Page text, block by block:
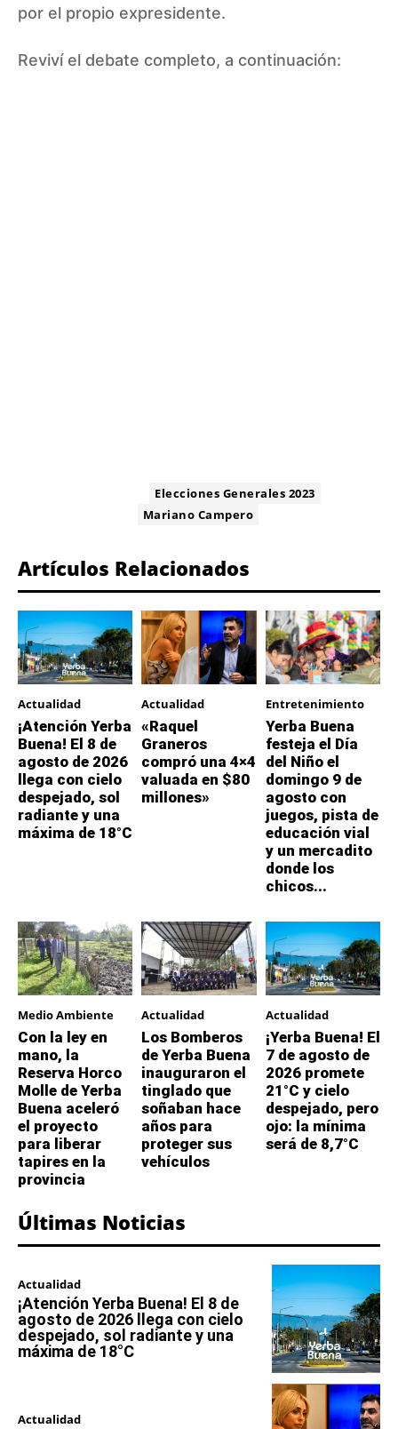
por el propio expresidente.
Reviví el debate completo, a continuación:
Elecciones Generales 2023
Mariano Campero
Artículos Relacionados
Actualidad
¡Atención Yerba
Buena! El 8 de
agosto de 2026
llega con cielo
despejado, sol
radiante y una
máxima de 18°C
Actualidad
«Raquel
Graneros
compró una 4×4
valuada en $80
millones»
Entretenimiento
Yerba Buena
festeja el Día
del Niño el
domingo 9 de
agosto con
juegos, pista de
educación vial
y un mercadito
donde los
chicos...
Medio Ambiente
Con la ley en
mano, la
Reserva Horco
Molle de Yerba
Buena aceleró
el proyecto
para liberar
tapires en la
provincia
Actualidad
Los Bomberos
de Yerba Buena
inauguraron el
tinglado que
soñaban hace
años para
proteger sus
vehículos
Actualidad
¡Yerba Buena! El
7 de agosto de
2026 promete
21°C y cielo
despejado, pero
ojo: la mínima
será de 8,7°C
Últimas Noticias
Actualidad
¡Atención Yerba Buena! El 8 de
agosto de 2026 llega con cielo
despejado, sol radiante y una
máxima de 18°C
Actualidad